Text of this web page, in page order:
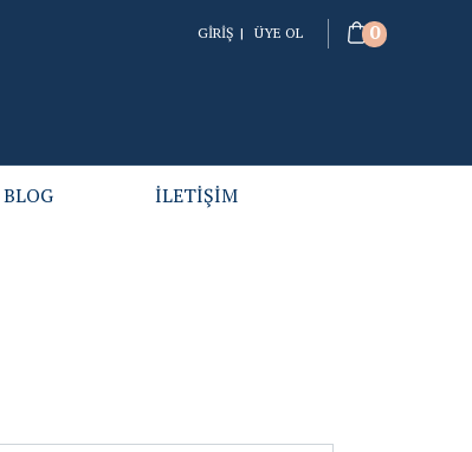
GİRİŞ| ÜYE OL 0
BLOG İLETİŞİM